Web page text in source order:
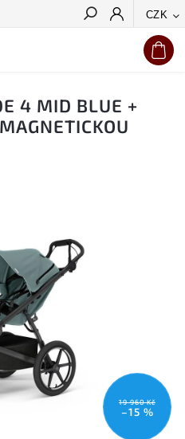
CZK
Hledat
4 MID BLUE +
19 960 Kč
–15 %